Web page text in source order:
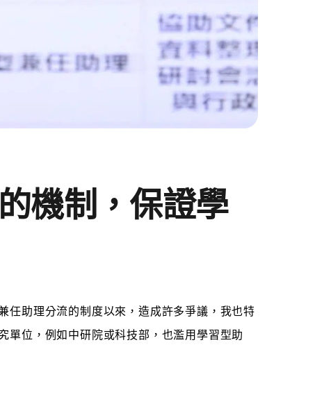
機制，保證學
任助理分流的制度以來，造成許多爭議，我也特
單位，例如中研院或科技部，也濫用學習型助